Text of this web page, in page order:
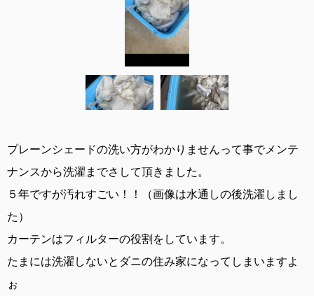
プレーンシェードの洗い方がわかりませんって事でメンテ
ナンスから洗濯までさして頂きました。
５年ですが汚れすごい！！（画像は水通しの後洗濯しまし
た）
カーテンはフィルターの役割をしています。
たまには洗濯しないとダニの住み家になってしまいますよ
ぉ